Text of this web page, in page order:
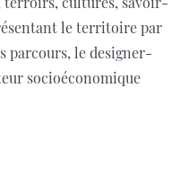
le territoire par
parcours, le designer-
socioéconomique